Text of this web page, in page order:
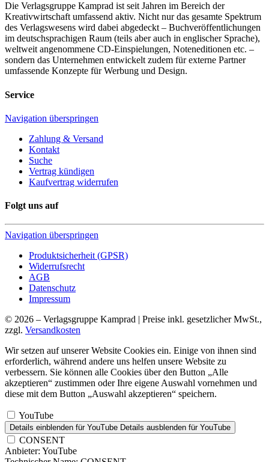
Die Verlagsgruppe Kamprad ist seit Jahren im Bereich der
Kreativwirtschaft umfassend aktiv. Nicht nur das gesamte Spektrum
des Verlagswesens wird dabei abgedeckt – Buchveröffentlichungen
im deutschsprachigen Raum (teils aber auch in englischer Sprache),
weltweit angenommene CD-Einspielungen, Noteneditionen etc. –
sondern das Unternehmen entwickelt zudem für externe Partner
umfassende Konzepte für Werbung und Design.
Service
Navigation überspringen
Zahlung & Versand
Kontakt
Suche
Vertrag kündigen
Kaufvertrag widerrufen
Folgt uns auf
Navigation überspringen
Produktsicherheit (GPSR)
Widerrufsrecht
AGB
Datenschutz
Impressum
© 2026 – Verlagsgruppe Kamprad | Preise inkl. gesetzlicher MwSt.,
zzgl. Versandkosten
Wir setzen auf unserer Website Cookies ein. Einige von ihnen sind
erforderlich, während andere uns helfen unsere Website zu
verbessern. Sie können alle Cookies über den Button „Alle
akzeptieren“ zustimmen oder Ihre eigene Auswahl vornehmen und
diese mit dem Button „Auswahl akzeptieren“ speichern.
YouTube
Details einblenden für YouTube Details ausblenden für YouTube
CONSENT
Anbieter: YouTube